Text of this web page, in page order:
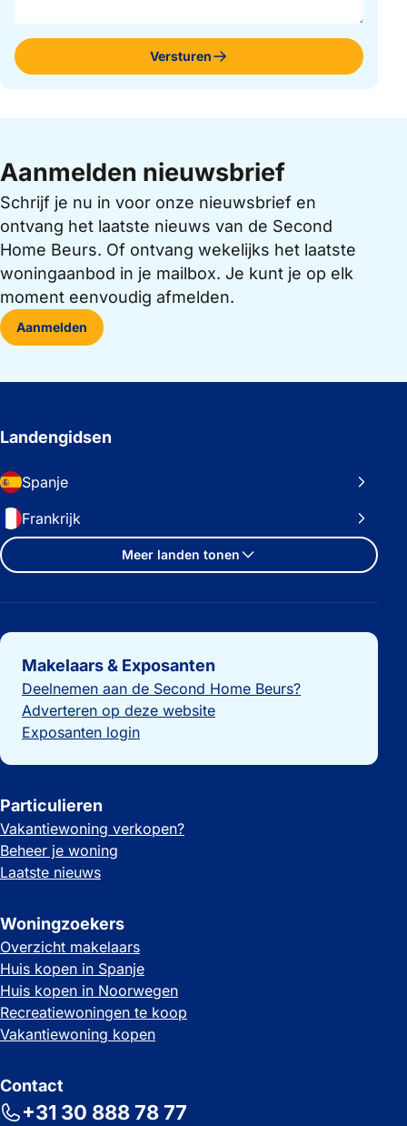
Versturen
Aanmelden nieuwsbrief
Schrijf je nu in voor onze nieuwsbrief en
ontvang het laatste nieuws van de Second
Home Beurs. Of ontvang wekelijks het laatste
woningaanbod in je mailbox. Je kunt je op elk
moment eenvoudig afmelden.
Aanmelden
Landengidsen
Spanje
Frankrijk
Meer landen tonen
Belangrijke links
Makelaars & Exposanten
Deelnemen aan de Second Home Beurs?
Adverteren op deze website
Exposanten login
Particulieren
Vakantiewoning verkopen?
Beheer je woning
Laatste nieuws
Woningzoekers
Overzicht makelaars
Huis kopen in Spanje
Huis kopen in Noorwegen
Recreatiewoningen te koop
Vakantiewoning kopen
Contact
+31 30 888 78 77